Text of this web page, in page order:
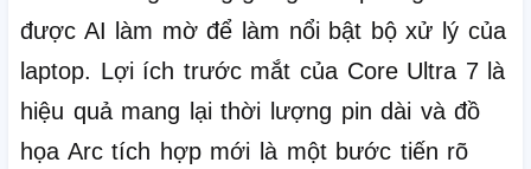
được AI làm mờ để làm nổi bật bộ xử lý của
laptop. Lợi ích trước mắt của Core Ultra 7 là
hiệu quả mang lại thời lượng pin dài và đồ
họa Arc tích hợp mới là một bước tiến rõ